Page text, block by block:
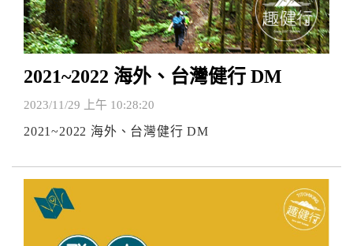
2021~2022 海外、台灣健行 DM
2023/11/29 上午 10:28:20
2021~2022 海外、台灣健行 DM